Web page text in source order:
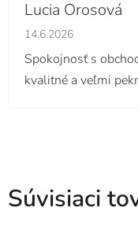
Lucia Orosová
Hodnotenie
14.6.2026
Spokojnosť s
kvalitné a veľmi
Súvisiaci